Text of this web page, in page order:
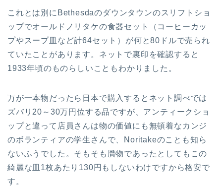
これとは別にBethesdaのダウンタウンのスリフトショ
ップでオールドノリタケの食器セット（コーヒーカッ
プやスープ皿など計64セット）が何と80ドルで売られ
ていたことがあります。ネットで裏印を確認すると
1933年頃のものらしいこともわかりました。
万が一本物だったら日本で購入するとネット調べでは
ズバリ20～30万円位する品ですが、アンティークショ
ップと違って店員さんは物の価値にも無頓着なカンジ
のボランティアの学生さんで、Noritakeのことも知ら
ないふうでした。そもそも贋物であったとしてもこの
綺麗な皿1枚あたり130円もしないわけですから格安で
す。